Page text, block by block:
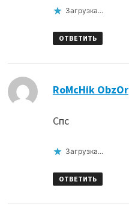
Загрузка...
ОТВЕТИТЬ
RoMcHik ObzOr:
Спс
Загрузка...
ОТВЕТИТЬ